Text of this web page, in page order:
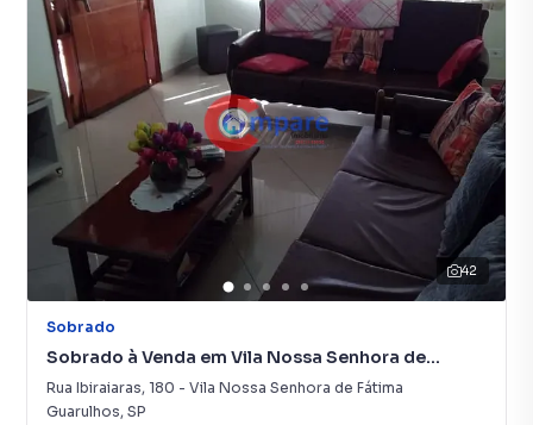
42
Sobrado
Sobrado à Venda em Vila Nossa Senhora de
Fátima
Rua Ibiraiaras, 180 - Vila Nossa Senhora de Fátima
Guarulhos, SP